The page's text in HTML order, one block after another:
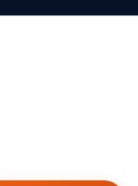
See-, Luft-,
neutral